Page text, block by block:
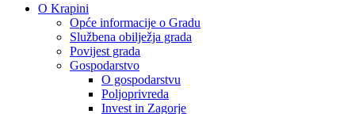
O Krapini
Opće informacije o Gradu
Službena obilježja grada
Povijest grada
Gospodarstvo
O gospodarstvu
Poljoprivreda
Invest in Zagorje